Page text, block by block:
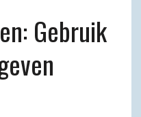
Gebruik